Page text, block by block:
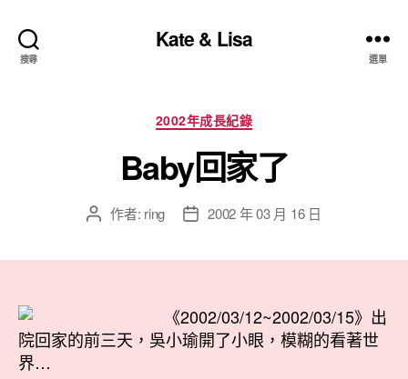
搜尋
Kate & Lisa
選單
分
類
2002年成長紀錄
Baby回家了
文 作者: ring
文
期
2002 年 03 月 16 日
《2002/03/12~2002/03/15》出
院回家的前三天，吳小瑜開了小眼，模糊的看著世
界…